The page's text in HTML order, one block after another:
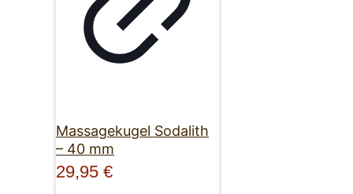
Massagekugel Sodalith
– 40 mm
29,95 €